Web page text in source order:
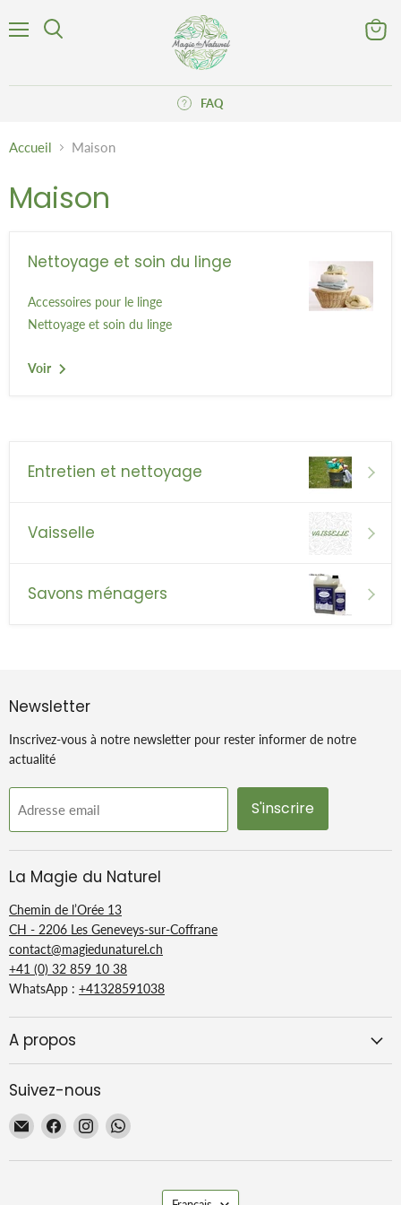
FAQ
Accueil Maison
Maison
Nettoyage et soin du linge
Accessoires pour le linge
Nettoyage et soin du linge
Voir
Entretien et nettoyage
Vaisselle
Savons ménagers
Newsletter
Inscrivez-vous à notre newsletter pour rester informer de notre
actualité
Adresse email S'inscrire
La Magie du Naturel
Chemin de l’Orée 13
CH - 2206 Les Geneveys-sur-Coffrane
contact@magiedunaturel.ch
+41 (0) 32 859 10 38
WhatsApp : +41328591038
A propos
Suivez-nous
Email
Magie
Trouvez-
nous
sur
Trouvez-
nous
sur
Trouvez-
sur